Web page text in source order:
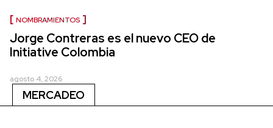
NOMBRAMIENTOS
Jorge Contreras es el nuevo CEO de
Initiative Colombia
agosto 4, 2026
MERCADEO